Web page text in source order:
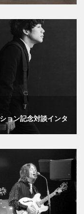
ョン記念対談インタ